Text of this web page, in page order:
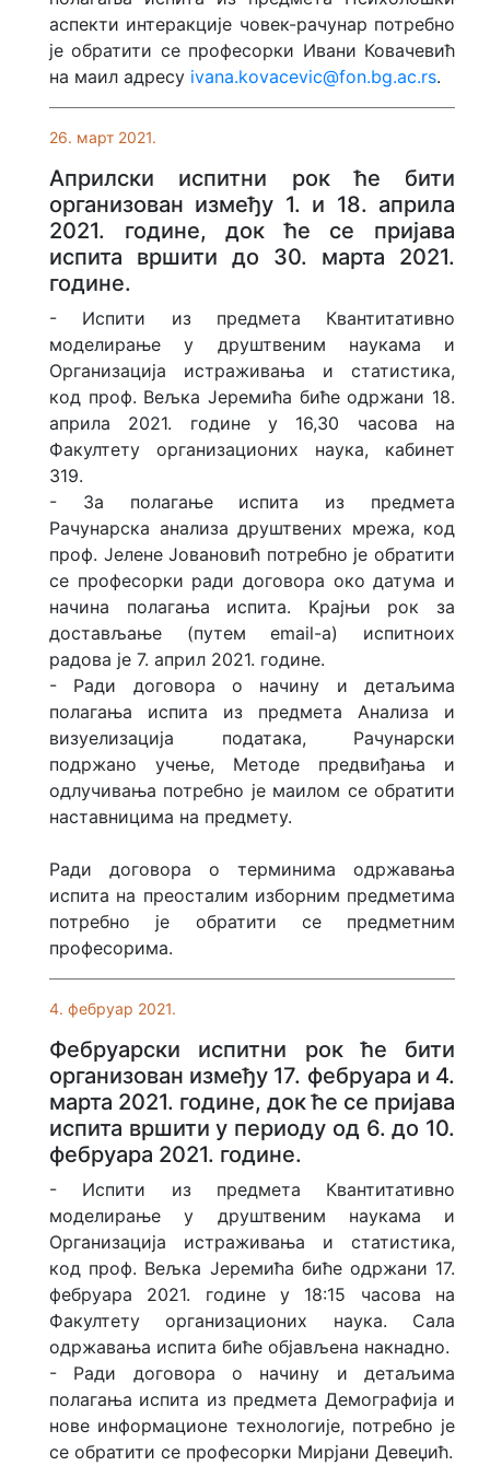
аспекти интеракције човек-рачунар потребно
је обратити се професорки Ивани Ковачевић
на маил адресу ivana.kovacevic@fon.bg.ac.rs.
26. март 2021.
Априлски испитни рок ће бити
организован између 1. и 18. априла
2021. године, док ће се пријава
испита вршити до 30. марта 2021.
године.
- Испити из предмета Квантитативно
моделирање у друштвеним наукама и
Организација истраживања и статистика,
код проф. Вељка Јеремића биће одржани 18.
априла 2021. године у 16,30 часова на
Факултету организационих наука, кабинет
319.
- За полагање испита из предмета
Рачунарска анализа друштвених мрежа, код
проф. Јелене Јовановић потребно је обратити
се професорки ради договора око датума и
начина полагања испита. Крајњи рок за
достављање (путем email-a) испитноих
радова је 7. април 2021. године.
- Ради договора о начину и детаљима
полагања испита из предмета Анализа и
визуелизација података, Рачунарски
подржано учење, Методе предвиђања и
одлучивања потребно је маилом се обратити
наставницима на предмету.
Ради договора о терминима одржавања
испита на преосталим изборним предметима
потребно је обратити се предметним
професорима.
4. фебруар 2021.
Фебруарски испитни рок ће бити
организован између 17. фебруара и 4.
марта 2021. године, док ће се пријава
испита вршити у периоду од 6. до 10.
фебруара 2021. године.
- Испити из предмета Квантитативно
моделирање у друштвеним наукама и
Организација истраживања и статистика,
код проф. Вељка Јеремића биће одржани 17.
фебруара 2021. године у 18:15 часова на
Факултету организационих наука. Сала
одржавања испита биће објављена накнадно.
- Ради договора о начину и детаљима
полагања испита из предмета Демографија и
нове информационе технологије, потребно је
се обратити се професорки Мирјани Девеџић.